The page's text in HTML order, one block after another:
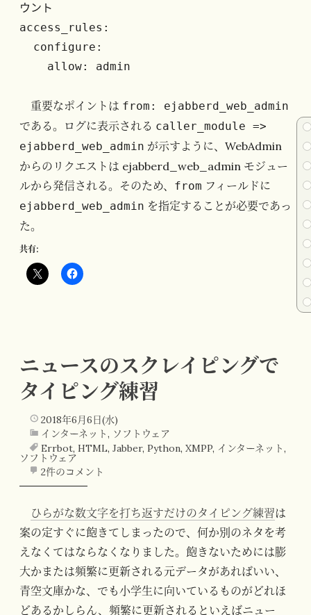
ウント
access_rules:
    allow: admin
重要なポイントは from: ejabberd_web_admin
である。ログに表示される caller_module =>
ejabberd_web_admin が示すように、WebAdmin
からのリクエストは ejabberd_web_admin モジュー
ルから発信される。そのため、 from フィールドに
ejabberd_web_admin を指定することが必要であっ
た。
共有:
ニュースのスクレイピングで
タイピング練習
2018年6月6日(水)
インターネット, ソフトウェア
Errbot, HTML, Jabber, Python, XMPP, インターネット,
ソフトウェア
2件のコメント
ひらがな数文字を打ち返すだけのタイピング練習は
案の定すぐに飽きてしまったので、何か別のネタを考
えなくてはならなくなりました。飽きないためには膨
大かまたは頻繁に更新される元データがあればいい、
青空文庫かな、でも小学生に向いているものがどれほ
どあるかしらん、頻繁に更新されるといえばニュー